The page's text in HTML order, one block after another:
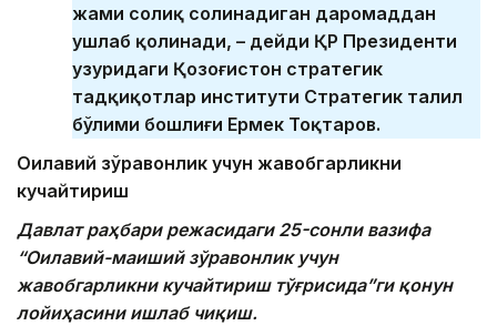
жами солиқ солинадиган даромаддан
ушлаб қолинади, – дейди ҚР Президенти
ҳузуридаги Қозоғистон стратегик
тадқиқотлар институти Стратегик таҳлил
бўлими бошлиғи Ермек Тоқтаров.
Оилавий зўравонлик учун жавобгарликни
кучайтириш
Давлат раҳбари режасидаги 25-сонли вазифа
“Оилавий-маиший зўравонлик учун
жавобгарликни кучайтириш тўғрисида”ги қонун
лойиҳасини ишлаб чиқиш.